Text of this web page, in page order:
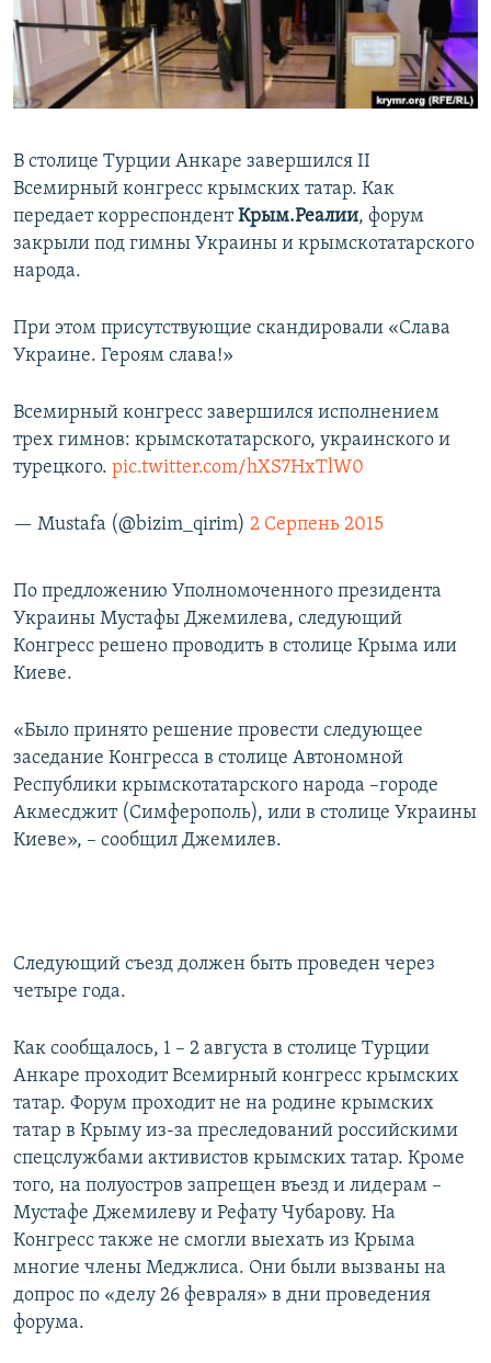
ПОБЕДИТЕЛЕЙ НЕ СУДЯТ?
КРЫМ.НЕПОКОРЕННЫЙ
ELIFBE
ПРИСОЕДИНЯЙТЕСЬ!
Все сайты RFE/RL
В столице Турции Анкаре завершился II
Всемирный конгресс крымских татар. Как
передает корреспондентКрым.Реалии, форум
закрыли под гимны Украины и крымскотатарского
народа.
При этом присутствующие скандировали «Слава
Украине. Героям слава!»
Всемирный конгресс завершился исполнением
трех гимнов: крымскотатарского, украинского и
турецкого. pic.twitter.com/hXS7HxTlW0
— Mustafa (@bizim_qirim) 2 Серпень 2015
По предложению Уполномоченного президента
Украины Мустафы Джемилева, следующий
Конгресс решено проводить в столице Крыма или
Киеве.
«Было принято решение провести следующее
заседание Конгресса в столице Автономной
Республики крымскотатарского народа –городе
Акмесджит (Симферополь), или в столице Украины
Киеве», – сообщил Джемилев.
Следующий съезд должен быть проведен через
четыре года.
Как сообщалось, 1 – 2 августа в столице Турции
Анкаре проходит Всемирный конгресс крымских
татар. Форум проходит не на родине крымских
татар в Крыму из-за преследований российскими
спецслужбами активистов крымских татар. Кроме
того, на полуостров запрещен въезд и лидерам –
Мустафе Джемилеву и Рефату Чубарову. На
Конгресс также не смогли выехать из Крыма
многие члены Меджлиса. Они были вызваны на
допрос по «делу 26 февраля» в дни проведения
форума.